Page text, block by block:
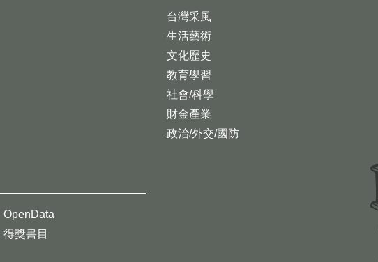
台灣采風
生活藝術
文化歷史
教育學習
社會/科學
財金產業
政治/外交/國防
OpenData
得獎書目